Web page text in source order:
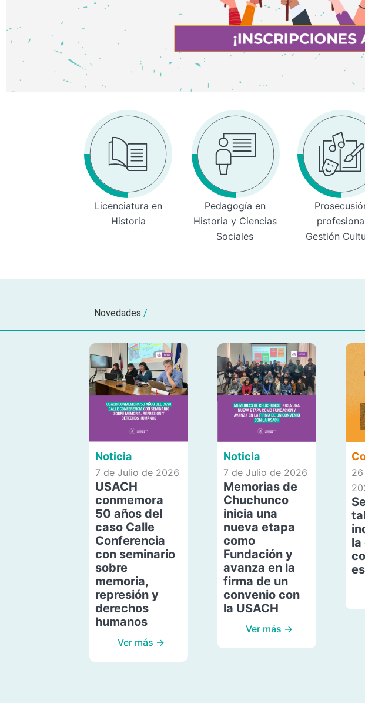
Licenciatura en
Historia
Pedagogía en
Historia y Ciencias
Sociales
Gestión
Novedades /
Noticia
7 de Julio de 2026
USACH
conmemora
50 años del
caso Calle
Conferencia
con seminario
sobre
memoria,
represión y
derechos
humanos
Ver más →
Noticia
7 de Julio de 2026
Memorias de
Chuchunco
inicia una
nueva etapa
como
Fundación y
avanza en la
firma de un
convenio con
la USACH
Ver más →
la